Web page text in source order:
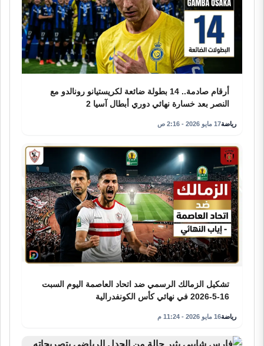
أرقام صادمة.. 14 بطولة ضائعة لكريستيانو رونالدو مع
النصر بعد خسارة نهائي دوري أبطال آسيا 2
رياضة17 مايو 2026 - 2:16 ص
تشكيل الزمالك الرسمي ضد اتحاد العاصمة اليوم السبت
16-5-2026 في نهائي كأس الكونفدرالية
رياضة16 مايو 2026 - 11:24 م